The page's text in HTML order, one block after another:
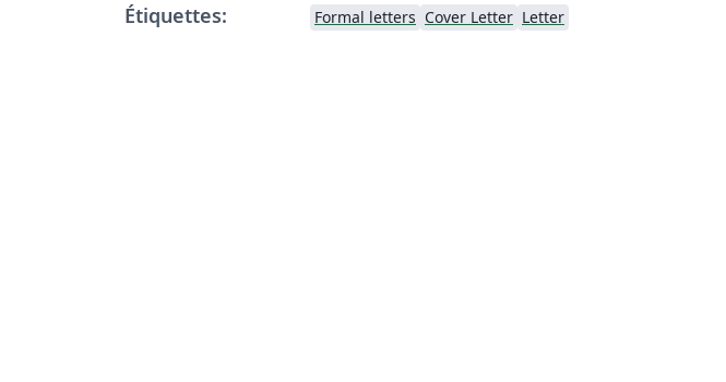
Étiquettes:
Formal letters Cover Letter Letter